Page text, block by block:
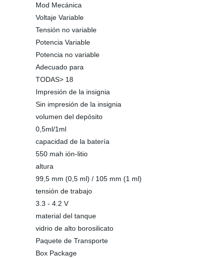
Mod Mecánica
Voltaje Variable
Tensión no variable
Potencia Variable
Potencia no variable
Adecuado para
TODAS> 18
Impresión de la insignia
Sin impresión de la insignia
volumen del depósito
0,5ml/1ml
capacidad de la batería
550 mah ión-litio
altura
99,5 mm (0,5 ml) / 105 mm (1 ml)
tensión de trabajo
3.3 - 4.2 V
material del tanque
vidrio de alto borosilicato
Paquete de Transporte
Box Package